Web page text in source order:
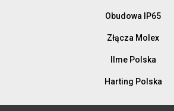
Obudowa IP65
Złącza Molex
Ilme Polska
Harting Polska